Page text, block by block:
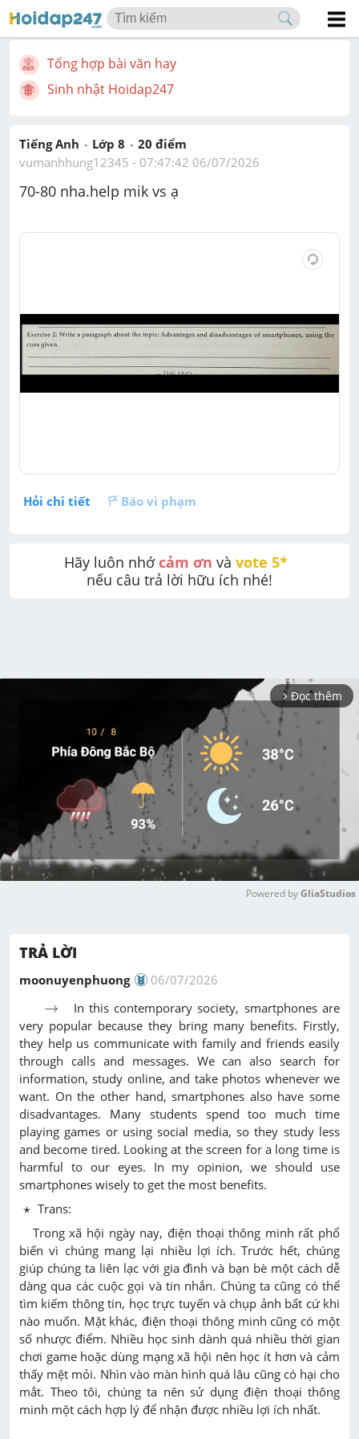
Tổng hợp bài văn hay
Sinh nhật Hoidap247
Tiếng Anh Lớp 8 20 điểm
vumanhhung12345 - 07:47:42 06/07/2026
70-80 nha.help mik vs ạ
Hỏi chi tiết Báo vi phạm
Hãy luôn nhớ cảm ơn và vote 5*
nếu câu trả lời hữu ích nhé!
arrow_forward_ios Đọc thêm
Powered by GliaStudios
TRẢ LỜI
moonuyenphuong 06/07/2026
→
→
In this contemporary society, smartphones are
very popular because they bring many benefits. Firstly,
they help us communicate with family and friends easily
through calls and messages. We can also search for
information, study online, and take photos whenever we
want. On the other hand, smartphones also have some
disadvantages. Many students spend too much time
playing games or using social media, so they study less
and become tired. Looking at the screen for a long time is
harmful to our eyes. In my opinion, we should use
smartphones wisely to get the most benefits.
⋆
⋆ Trans:
Trong xã hội ngày nay, điện thoại thông minh rất phổ
biến vì chúng mang lại nhiều lợi ích. Trước hết, chúng
giúp chúng ta liên lạc với gia đình và bạn bè một cách dễ
dàng qua các cuộc gọi và tin nhắn. Chúng ta cũng có thể
tìm kiếm thông tin, học trực tuyến và chụp ảnh bất cứ khi
nào muốn. Mặt khác, điện thoại thông minh cũng có một
số nhược điểm. Nhiều học sinh dành quá nhiều thời gian
chơi game hoặc dùng mạng xã hội nên học ít hơn và cảm
thấy mệt mỏi. Nhìn vào màn hình quá lâu cũng có hại cho
mắt. Theo tôi, chúng ta nên sử dụng điện thoại thông
minh một cách hợp lý để nhận được nhiều lợi ích nhất.